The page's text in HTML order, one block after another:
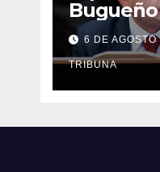
avance
para
del
6 DE
TRIBUNA